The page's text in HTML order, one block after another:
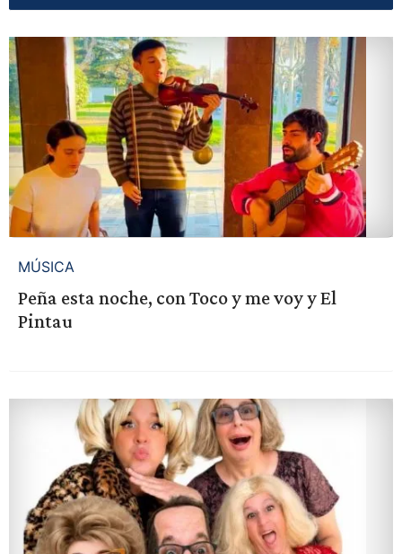
MÚSICA
Peña esta noche, con Toco y me voy y El
Pintau